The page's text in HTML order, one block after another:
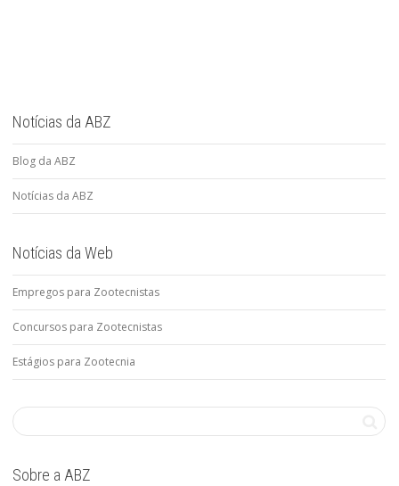
Notícias da ABZ
Blog da ABZ
Notícias da ABZ
Notícias da Web
Empregos para Zootecnistas
Concursos para Zootecnistas
Estágios para Zootecnia
Sobre a ABZ